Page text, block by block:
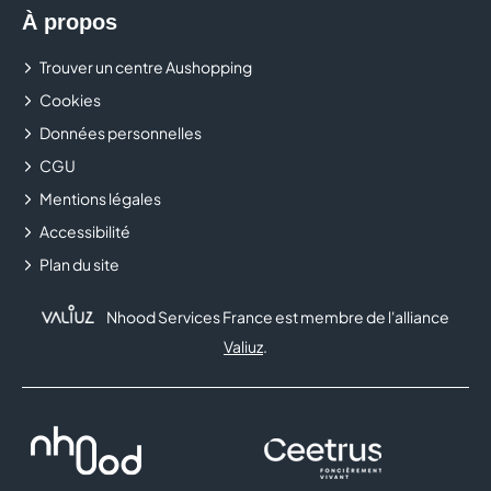
prestations adaptées à vos besoins et à votre rythme !
À propos
Trouver un centre Aushopping
Cookies
Données personnelles
CGU
Mentions légales
Accessibilité
Plan du site
Nhood Services France est membre de l'alliance
Valiuz.